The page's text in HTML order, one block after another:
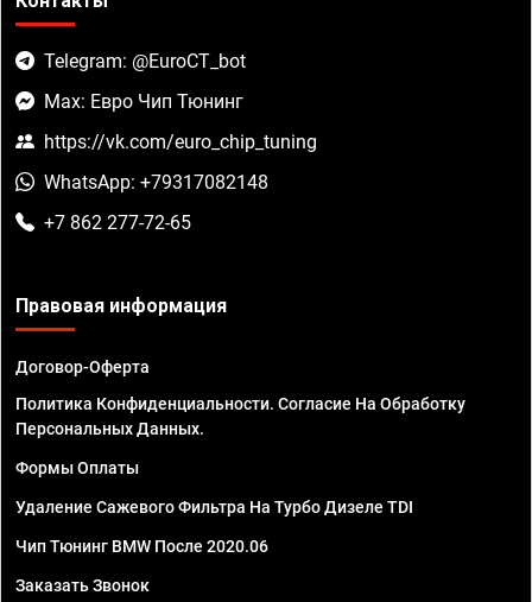
Telegram: @EuroCT_bot
Max: Евро Чип Тюнинг
https://vk.com/euro_chip_tuning
WhatsApp: +79317082148
+7 862 277-72-65
Правовая информация
Договор-Оферта
Политика Конфиденциальности. Согласие На Обработку
Персональных Данных.
Формы Оплаты
Удаление Сажевого Фильтра На Турбо Дизеле TDI
Чип Тюнинг BMW После 2020.06
Заказать Звонок